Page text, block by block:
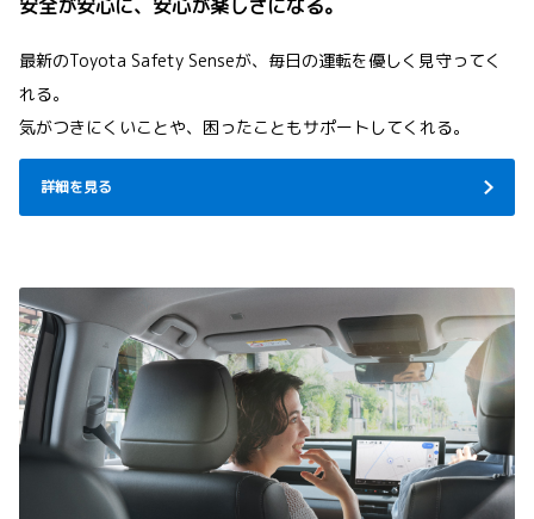
安全が安心に、安心が楽しさになる。
最新のToyota Safety Senseが、毎日の運転を優しく見守ってく
れる。
気がつきにくいことや、困ったこともサポートしてくれる。
詳細を見る